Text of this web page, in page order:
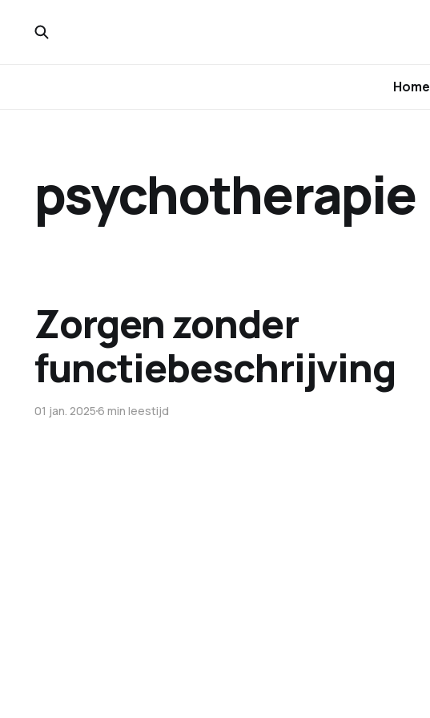
Home
psychotherapie
Zorgen zonder
functiebeschrijving
01 jan. 20256 min leestijd